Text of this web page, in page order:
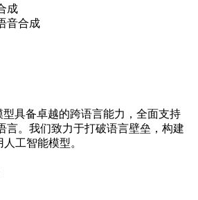
成
音合成
具备卓越的跨语言能力，全面支持
言。我们致力于打破语言壁垒，构建
工智能模型。